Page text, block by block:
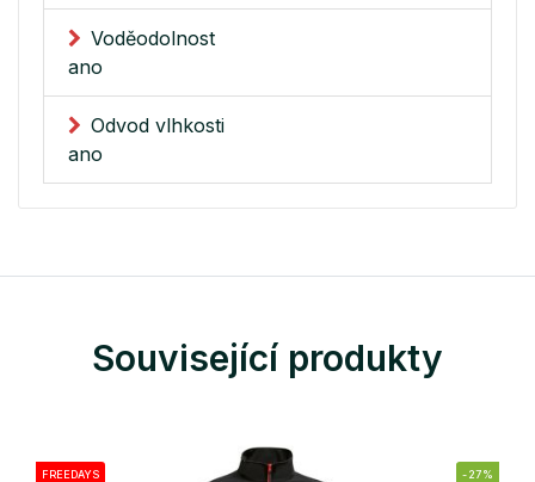
Voděodolnost
ano
Odvod vlhkosti
ano
Související produkty
FREEDAYS -27%